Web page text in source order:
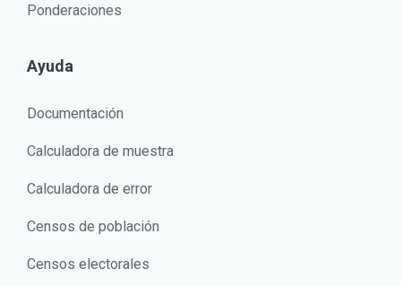
Ponderaciones
Ayuda
Documentación
Calculadora de muestra
Calculadora de error
Censos de población
Censos electorales